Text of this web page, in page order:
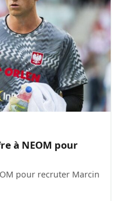
à NEOM pour
pour recruter Marcin